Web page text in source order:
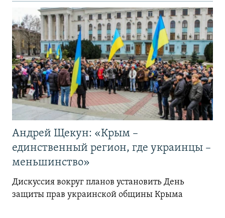
Андрей Щекун: «Крым –
единственный регион, где украинцы –
меньшинство»
Дискуссия вокруг планов установить День
защиты прав украинской общины Крыма